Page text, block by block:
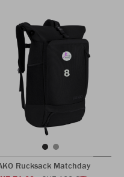
Rucksack Matchday